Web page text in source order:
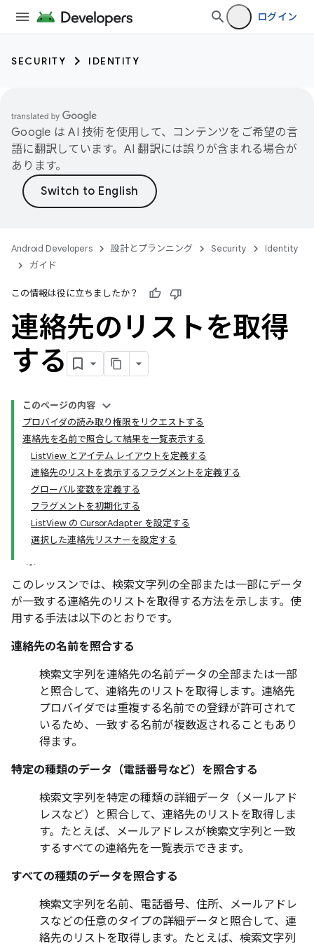
ログイン
SECURITY IDENTITY
Google は AI 技術を使用して、コンテンツをご希望の言
語に翻訳しています。AI 翻訳には誤りが含まれる場合が
あります。
Android Developers 設計とプランニング Security
Identity
ガイド
この情報は役に立ちましたか？
連絡先のリストを取得
する
このページの内容
プロバイダの読み取り権限をリクエストする
連絡先を名前で照合して結果を一覧表示する
ListView とアイテム レイアウトを定義する
連絡先のリストを表示するフラグメントを定義する
グローバル変数を定義する
フラグメントを初期化する
ListView の CursorAdapter を設定する
選択した連絡先リスナーを設定する
このレッスンでは、検索文字列の全部または一部にデータ
が一致する連絡先のリストを取得する方法を示します。使
用する手法は以下のとおりです。
連絡先の名前を照合する
検索文字列を連絡先の名前データの全部または一部
と照合して、連絡先のリストを取得します。連絡先
プロバイダでは重複する名前での登録が許可されて
いるため、一致する名前が複数返されることもあり
得ます。
特定の種類のデータ（電話番号など）を照合する
検索文字列を特定の種類の詳細データ（メールアド
レスなど）と照合して、連絡先のリストを取得しま
す。たとえば、メールアドレスが検索文字列と一致
するすべての連絡先を一覧表示できます。
すべての種類のデータを照合する
検索文字列を名前、電話番号、住所、メールアドレ
スなどの任意のタイプの詳細データと照合して、連
絡先のリストを取得します。たとえば、検索文字列